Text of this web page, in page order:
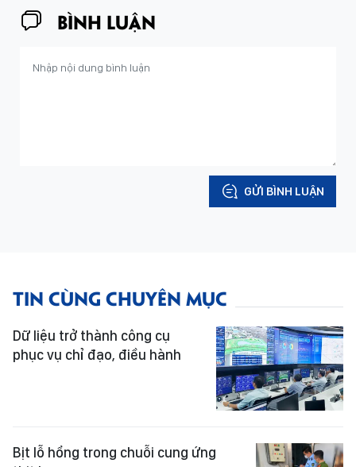
BÌNH LUẬN
GỬI BÌNH LUẬN
TIN CÙNG CHUYÊN MỤC
Dữ liệu trở thành công cụ
phục vụ chỉ đạo, điều hành
Bịt lỗ hổng trong chuỗi cung ứng